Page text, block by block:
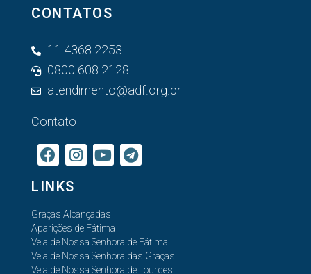
CONTATOS
11 4368 2253
0800 608 2128
atendimento@adf.org.br
Contato
LINKS
Graças Alcançadas
Aparições de Fátima
Vela de Nossa Senhora de Fátima
Vela de Nossa Senhora das Graças
Vela de Nossa Senhora de Lourdes